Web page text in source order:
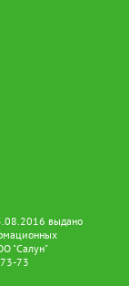
выдано
"Салун"
73